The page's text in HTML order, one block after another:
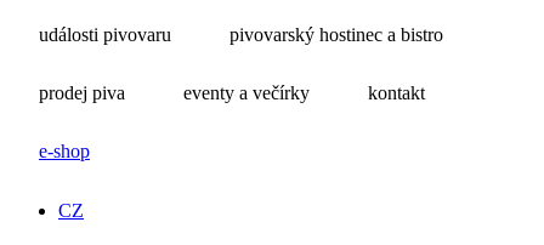
události pivovaru pivovarský hostinec a bistro
prodej piva eventy a večírky kontakt
e-shop
CZ